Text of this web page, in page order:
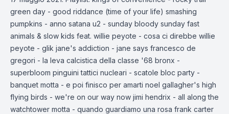
green day - good riddance (time of your life) smashing
pumpkins - anno satana u2 - sunday bloody sunday fast
animals & slow kids feat. willie peyote - cosa ci direbbe willie
peyote - glik jane's addiction - jane says francesco de
gregori - la leva calcistica della classe '68 bronx -
superbloom pinguini tattici nucleari - scatole bloc party -
banquet motta - e poi finisco per amarti noel gallagher's high
flying birds - we're on our way now jimi hendrix - all along the
watchtower motta - quando guardiamo una rosa frank carter